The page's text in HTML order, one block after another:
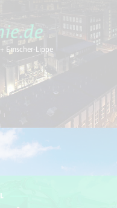
Emscher-Lippe